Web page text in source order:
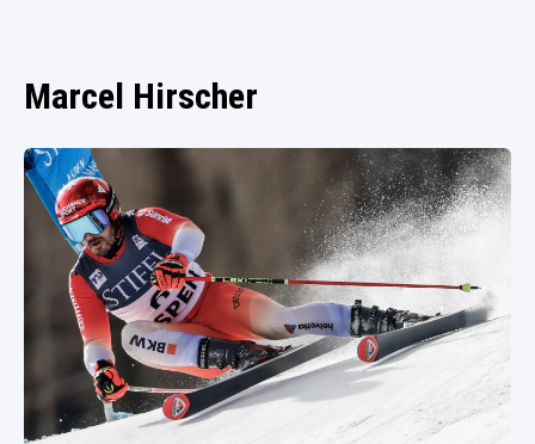
Marcel Hirscher